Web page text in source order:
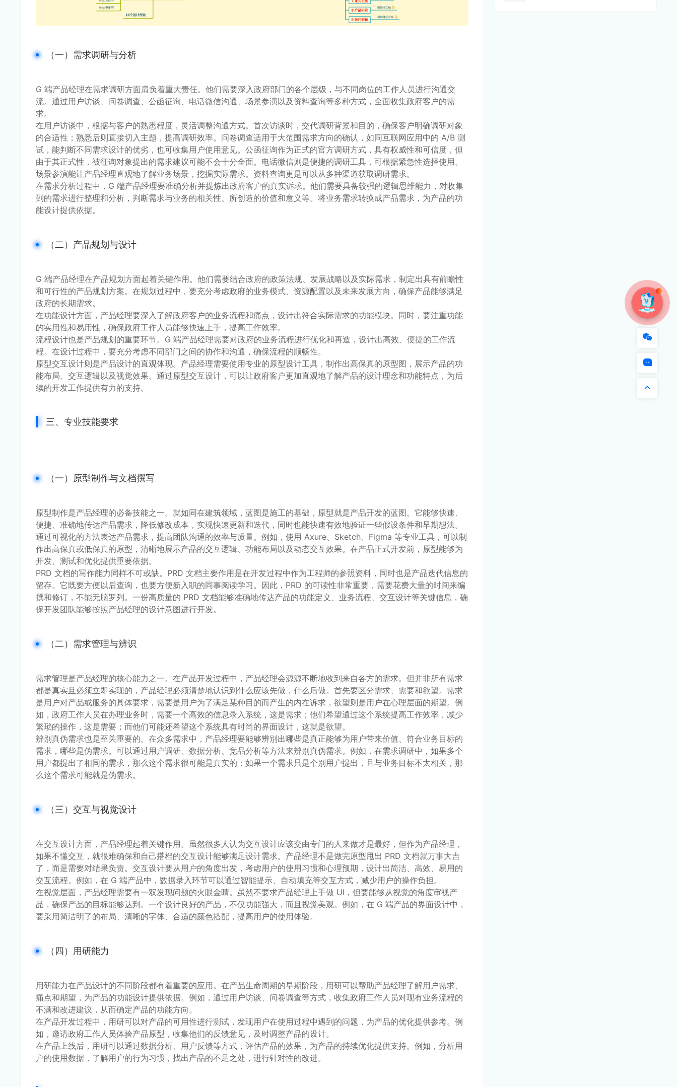
（一）需求调研与分析
G 端产品经理在需求调研方面肩负着重大责任。他们需要深入政府部门的各个层级，与不同岗位的工作人员进行沟通交
流。通过用户访谈、问卷调查、公函征询、电话微信沟通、场景参演以及资料查询等多种方式，全面收集政府客户的需
求。
在用户访谈中，根据与客户的熟悉程度，灵活调整沟通方式。首次访谈时，交代调研背景和目的，确保客户明确调研对象
的合适性；熟悉后则直接切入主题，提高调研效率。问卷调查适用于大范围需求方向的确认，如同互联网应用中的 A/B 测
试，能判断不同需求设计的优劣，也可收集用户使用意见。公函征询作为正式的官方调研方式，具有权威性和可信度，但
由于其正式性，被征询对象提出的需求建议可能不会十分全面。电话微信则是便捷的调研工具，可根据紧急性选择使用。
场景参演能让产品经理直观地了解业务场景，挖掘实际需求。资料查询更是可以从多种渠道获取调研需求。
在需求分析过程中，G 端产品经理要准确分析并提炼出政府客户的真实诉求。他们需要具备较强的逻辑思维能力，对收集
到的需求进行整理和分析，判断需求与业务的相关性、所创造的价值和意义等。将业务需求转换成产品需求，为产品的功
能设计提供依据。
（二）产品规划与设计
G 端产品经理在产品规划方面起着关键作用。他们需要结合政府的政策法规、发展战略以及实际需求，制定出具有前瞻性
和可行性的产品规划方案。在规划过程中，要充分考虑政府的业务模式、资源配置以及未来发展方向，确保产品能够满足
政府的长期需求。
在功能设计方面，产品经理要深入了解政府客户的业务流程和痛点，设计出符合实际需求的功能模块。同时，要注重功能
的实用性和易用性，确保政府工作人员能够快速上手，提高工作效率。
流程设计也是产品规划的重要环节。G 端产品经理需要对政府的业务流程进行优化和再造，设计出高效、便捷的工作流
程。在设计过程中，要充分考虑不同部门之间的协作和沟通，确保流程的顺畅性。
原型交互设计则是产品设计的直观体现。产品经理需要使用专业的原型设计工具，制作出高保真的原型图，展示产品的功
能布局、交互逻辑以及视觉效果。通过原型交互设计，可以让政府客户更加直观地了解产品的设计理念和功能特点，为后
续的开发工作提供有力的支持。
三、专业技能要求
（一）原型制作与文档撰写
原型制作是产品经理的必备技能之一。就如同在建筑领域，蓝图是施工的基础，原型就是产品开发的蓝图。它能够快速、
便捷、准确地传达产品需求，降低修改成本，实现快速更新和迭代，同时也能快速有效地验证一些假设条件和早期想法。
通过可视化的方法表达产品需求，提高团队沟通的效率与质量。例如，使用 Axure、Sketch、Figma 等专业工具，可以制
作出高保真或低保真的原型，清晰地展示产品的交互逻辑、功能布局以及动态交互效果。在产品正式开发前，原型能够为
开发、测试和优化提供重要依据。
PRD 文档的写作能力同样不可或缺。PRD 文档主要作用是在开发过程中作为工程师的参照资料，同时也是产品迭代信息的
留存。它既要方便以后查询，也要方便新入职的同事阅读学习。因此，PRD 的可读性非常重要，需要花费大量的时间来编
撰和修订，不能无脑罗列。一份高质量的 PRD 文档能够准确地传达产品的功能定义、业务流程、交互设计等关键信息，确
保开发团队能够按照产品经理的设计意图进行开发。
（二）需求管理与辨识
需求管理是产品经理的核心能力之一。在产品开发过程中，产品经理会源源不断地收到来自各方的需求。但并非所有需求
都是真实且必须立即实现的，产品经理必须清楚地认识到什么应该先做，什么后做。首先要区分需求、需要和欲望。需求
是用户对产品或服务的具体要求，需要是用户为了满足某种目的而产生的内在诉求，欲望则是用户在心理层面的期望。例
如，政府工作人员在办理业务时，需要一个高效的信息录入系统，这是需求；他们希望通过这个系统提高工作效率，减少
繁琐的操作，这是需要；而他们可能还希望这个系统具有时尚的界面设计，这就是欲望。
辨别真伪需求也是至关重要的。在众多需求中，产品经理要能够辨别出哪些是真正能够为用户带来价值、符合业务目标的
需求，哪些是伪需求。可以通过用户调研、数据分析、竞品分析等方法来辨别真伪需求。例如，在需求调研中，如果多个
用户都提出了相同的需求，那么这个需求很可能是真实的；如果一个需求只是个别用户提出，且与业务目标不太相关，那
么这个需求可能就是伪需求。
（三）交互与视觉设计
在交互设计方面，产品经理起着关键作用。虽然很多人认为交互设计应该交由专门的人来做才是最好，但作为产品经理，
如果不懂交互，就很难确保和自己搭档的交互设计能够满足设计需求。产品经理不是做完原型甩出 PRD 文档就万事大吉
了，而是需要对结果负责。交互设计要从用户的角度出发，考虑用户的使用习惯和心理预期，设计出简洁、高效、易用的
交互流程。例如，在 G 端产品中，数据录入环节可以通过智能提示、自动填充等交互方式，减少用户的操作负担。
在视觉层面，产品经理需要有一双发现问题的火眼金睛。虽然不要求产品经理上手做 UI，但要能够从视觉的角度审视产
品，确保产品的目标能够达到。一个设计良好的产品，不仅功能强大，而且视觉美观。例如，在 G 端产品的界面设计中，
要采用简洁明了的布局、清晰的字体、合适的颜色搭配，提高用户的使用体验。
（四）用研能力
用研能力在产品设计的不同阶段都有着重要的应用。在产品生命周期的早期阶段，用研可以帮助产品经理了解用户需求、
痛点和期望，为产品的功能设计提供依据。例如，通过用户访谈、问卷调查等方式，收集政府工作人员对现有业务流程的
不满和改进建议，从而确定产品的功能方向。
在产品开发过程中，用研可以对产品的可用性进行测试，发现用户在使用过程中遇到的问题，为产品的优化提供参考。例
如，邀请政府工作人员体验产品原型，收集他们的反馈意见，及时调整产品的设计。
在产品上线后，用研可以通过数据分析、用户反馈等方式，评估产品的效果，为产品的持续优化提供支持。例如，分析用
户的使用数据，了解用户的行为习惯，找出产品的不足之处，进行针对性的改进。